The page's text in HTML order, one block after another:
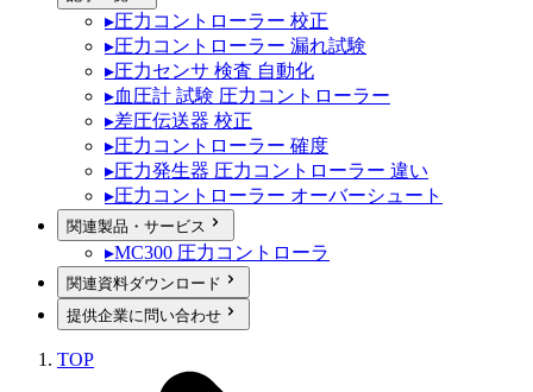
▸圧力コントローラー 校正
▸圧力コントローラー 漏れ試験
▸圧力センサ 検査 自動化
▸血圧計 試験 圧力コントローラー
▸差圧伝送器 校正
▸圧力コントローラー 確度
▸圧力発生器 圧力コントローラー 違い
▸圧力コントローラー オーバーシュート
関連製品・サービス
▸MC300 圧力コントローラ
関連資料ダウンロード
提供企業に問い合わせ
TOP